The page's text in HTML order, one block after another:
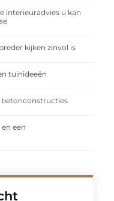
interieuradvies u kan
kijken zinvol is
tuinideeën
betonconstructies
een